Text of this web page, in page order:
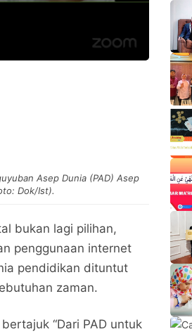
Asep Dunia (PAD) Asep
Dok/Ist).
bukan lagi pilihan,
penggunaan internet
pendidikan dituntut
zaman.
“Dari PAD untuk